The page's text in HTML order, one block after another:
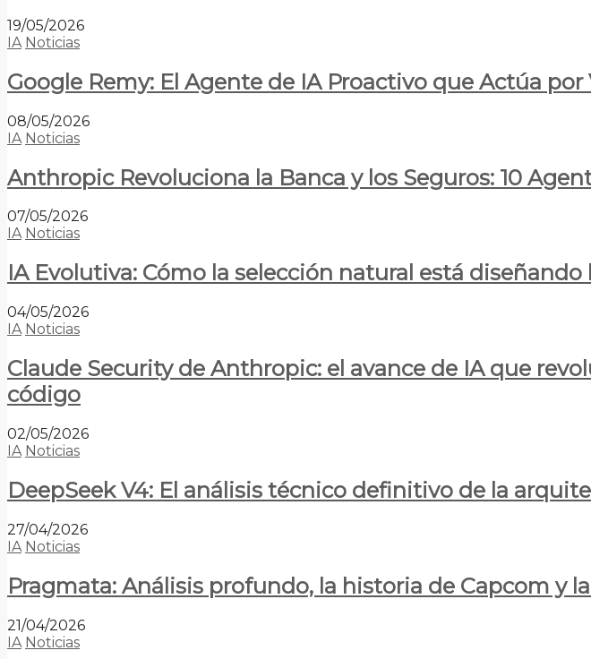
19/05/2026
IA Noticias
Google Remy: El Agente de IA Proactivo que Actúa por
08/05/2026
IA Noticias
Anthropic Revoluciona la Banca y los Seguros: 10
07/05/2026
IA Noticias
IA Evolutiva: Cómo la selección natural está
04/05/2026
IA Noticias
Claude Security de Anthropic: el avance de IA que
código
02/05/2026
IA Noticias
DeepSeek V4: El análisis técnico definitivo de la
27/04/2026
IA Noticias
Pragmata: Análisis profundo, la historia de Capcom y
21/04/2026
IA Noticias